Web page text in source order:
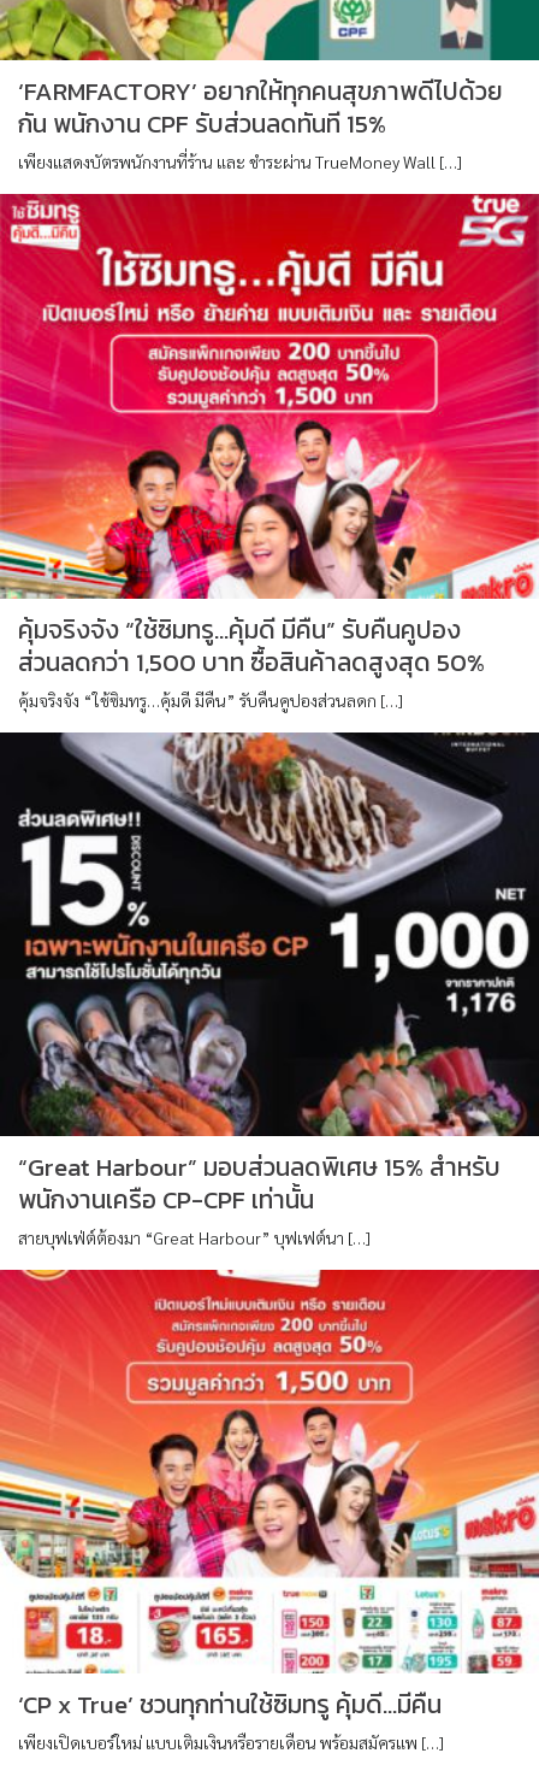
‘FARMFACTORY’ อยากให้ทุกคนสุขภาพดีไปด้วย
กัน พนักงาน CPF รับส่วนลดทันที 15%
เพียงแสดงบัตรพนักงานที่ร้าน และ ชำระผ่าน TrueMoney Wall […]
คุ้มจริงจัง “ใช้ซิมทรู…คุ้มดี มีคืน” รับคืนคูปอง
ส่วนลดกว่า 1,500 บาท ซื้อสินค้าลดสูงสุด 50%
คุ้มจริงจัง “ใช้ซิมทรู…คุ้มดี มีคืน” รับคืนคูปองส่วนลดก […]
“Great Harbour” มอบส่วนลดพิเศษ 15% สำหรับ
พนักงานเครือ CP-CPF เท่านั้น
สายบุฟเฟ่ต์ต้องมา “Great Harbour” บุฟเฟต์นา […]
‘CP x True’ ชวนทุกท่านใช้ซิมทรู คุ้มดี…มีคืน
เพียงเปิดเบอร์ใหม่ แบบเติมเงินหรือรายเดือน พร้อมสมัครแพ […]